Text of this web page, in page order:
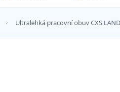
Ultralehká pracovní obuv CXS LAND